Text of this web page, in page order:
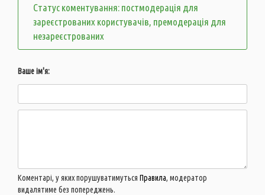
Статус коментування: постмодерація для
зареєстрованих користувачів, премодерація для
незареєстрованих
Ваше ім'я:
Коментарі, у яких порушуватимуться Правила, модератор
видалятиме без попереджень.